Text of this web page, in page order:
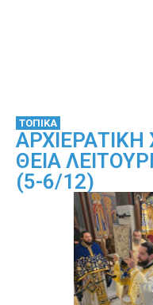
ΤΟΠΙΚΑ
ΑΡΧΙΕΡΑΤΙΚΗ
ΘΕΙΑ
(5-6/12)